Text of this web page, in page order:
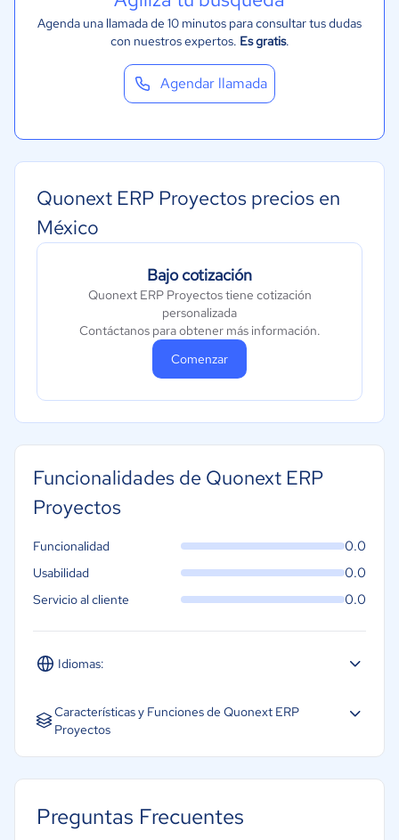
Agenda una llamada de 10 minutos para consultar tus dudas
con nuestros expertos. Es gratis.
Agendar llamada
Quonext ERP Proyectos precios en
México
Bajo cotización
Quonext ERP Proyectos tiene cotización
personalizada
Contáctanos para obtener más información.
Comenzar
Funcionalidades de Quonext ERP
Proyectos
Idiomas:
Español
Funcionalidad 0.0
Usabilidad 0.0
Servicio al cliente 0.0
Características y Funciones de Quonext ERP
Proyectos
Creación de informes/análisis
Preguntas Frecuentes